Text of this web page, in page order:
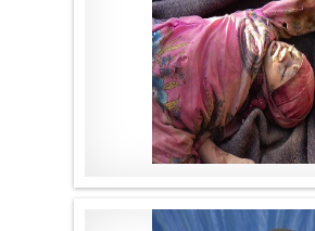
موقع لا الأخباري
.